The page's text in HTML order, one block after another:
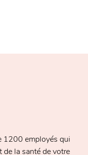
1200 employés qui
de la santé de votre